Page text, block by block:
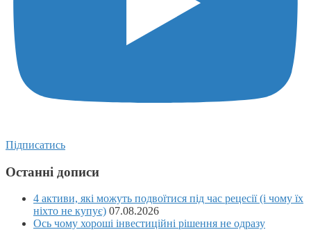
Підписатись
Останні дописи
4 активи, які можуть подвоїтися під час рецесії (і чому їх
ніхто не купує) 07.08.2026
Ось чому хороші інвестиційні рішення не одразу